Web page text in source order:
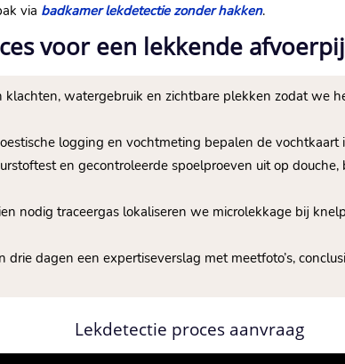
via badkamer lekdetectie zonder hakken.​
voor een lekkende
klachten, watergebruik en zichtbare plekken zodat we
logging en vochtmeting bepalen de
en gecontroleerde spoelproeven uit op
nodig traceergas lokaliseren we microlekkage bij
drie dagen een expertiseverslag met meetfoto’s,
Lekdetectie proces aanvraag